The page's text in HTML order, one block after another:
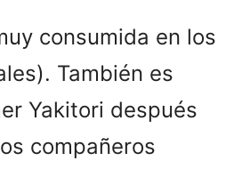
consumida en los
También es
Yakitori después
compañeros